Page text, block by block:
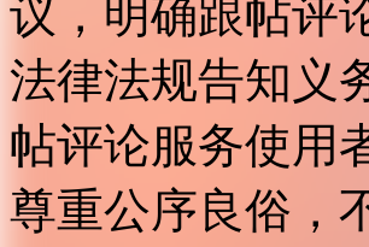
议，明确跟帖评
法律法规告知义
帖评论服务使用
尊重公序良俗，